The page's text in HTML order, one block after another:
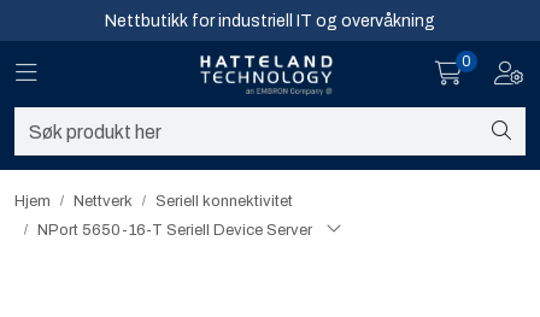
Skip to main contentNettbutikk for industriell IT og overvåkning
Toggle navigation
0
Hjem Nettverk
Seriell konnektivitet​
NPort 5650-16-T Seriell Device Server
Nettverk
Computing